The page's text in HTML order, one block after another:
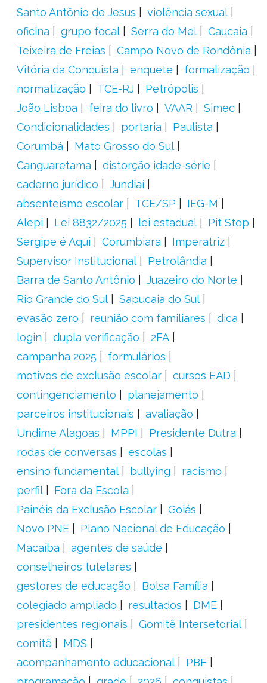
Santo Antônio de Jesus
violência sexual
oficina
grupo focal Serra do Mel
Caucaia
Teixeira de Freias
Campo Novo de Rondônia
Vitória da Conquista
enquete
formalização
normatização
TCE-RJ
Petrópolis
João Lisboa
feira do livro VAAR
Simec
Condicionalidades
portaria
Paulista
Corumbá
Mato Grosso do Sul
Canguaretama
distorção idade-série
caderno jurídico
Jundiaí
absenteísmo escolar
TCE/SP
IEG-M
Alepi
Lei 8832/2025 lei estadual
Pit Stop
Sergipe é Aqui
Corumbiara
Imperatriz
Supervisor Institucional
Petrolândia
Barra de Santo Antônio
Juazeiro do Norte
Rio Grande do Sul
Sapucaia do Sul
evasão zero
reunião com familiares
dica
login
dupla verificação
2FA
campanha 2025
formulários
motivos de exclusão escolar
cursos EAD
contingenciamento
planejamento
parceiros institucionais
avaliação
Undime Alagoas
MPPI
Presidente Dutra
rodas de conversas
escolas
ensino fundamental
bullying
racismo
perfil
Fora da Escola
Painéis da Exclusão Escolar
Goiás
Novo PNE
Plano Nacional de Educação
Macaíba
agentes de saúde
conselheiros tutelares
gestores de educação
Bolsa Família
colegiado ampliado
resultados
DME
presidentes regionais
Gomitê Intersetorial
comitê
MDS
acompanhamento educacional
PBF